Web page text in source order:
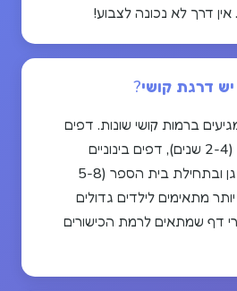
דרך לא נכונה לצבוע!
דרגת קושי?
ברמות קושי שונות. דפים
פשוטים מתאימים לטף (2-4 שנים), דפים בינוניים
מתאימים לילדים בגיל גן ובתחילת בית הספר (5-8
מתאימים לילדים גדולים
בחרי דף שמתאים לרמת הכישורים